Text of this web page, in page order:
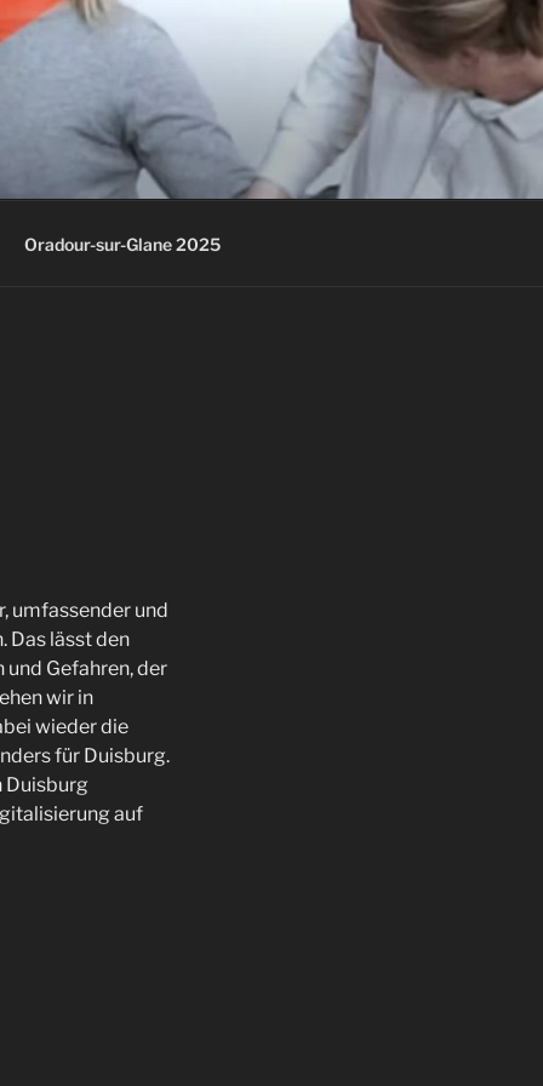
Oradour-sur-Glane 2025
umfassender und
Das lässt den
Gefahren, der
wir in
wieder die
für Duisburg.
Duisburg
auf